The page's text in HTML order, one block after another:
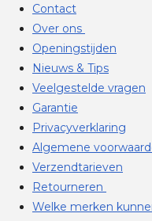
Contact
Over ons
Openingstijden
Nieuws & Tips
Veelgestelde vragen
Garantie
Privacyverklaring
Algemene
Verzendtarieven
Retourneren
Welke merken